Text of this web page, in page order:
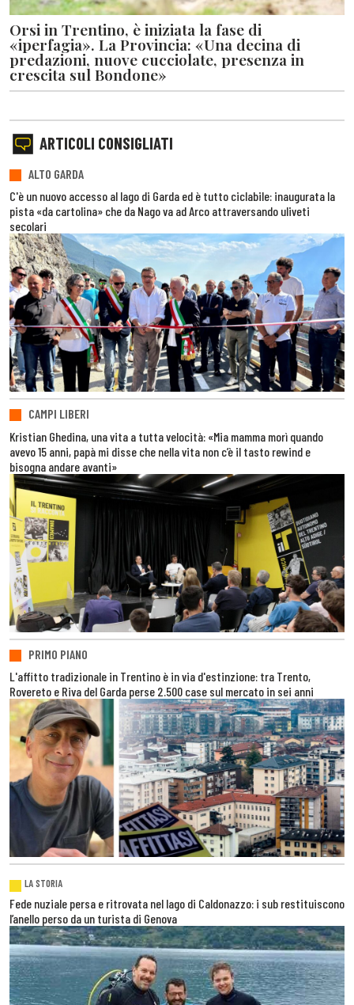
Orsi in Trentino, è iniziata la fase di
«iperfagia». La Provincia: «Una decina di
predazioni, nuove cucciolate, presenza in
crescita sul Bondone»
ARTICOLI CONSIGLIATI
ALTO GARDA
C'è un nuovo accesso al lago di Garda ed è tutto ciclabile: inaugurata la
pista «da cartolina» che da Nago va ad Arco attraversando uliveti
secolari
CAMPI LIBERI
Kristian Ghedina, una vita a tutta velocità: «Mia mamma morì quando
avevo 15 anni, papà mi disse che nella vita non c’è il tasto rewind e
bisogna andare avanti»
PRIMO PIANO
L'affitto tradizionale in Trentino è in via d'estinzione: tra Trento,
Rovereto e Riva del Garda perse 2.500 case sul mercato in sei anni
LA STORIA
Fede nuziale persa e ritrovata nel lago di Caldonazzo: i sub restituiscono
l’anello perso da un turista di Genova